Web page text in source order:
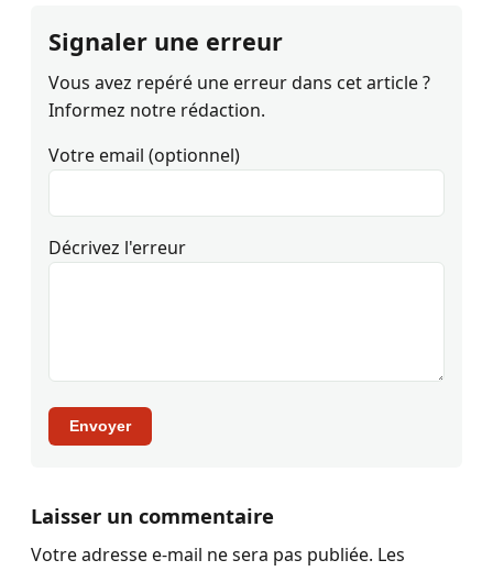
Signaler une erreur
Vous avez repéré une erreur dans cet article ?
Informez notre rédaction.
Votre email (optionnel)
Décrivez l'erreur
Envoyer
Laisser un commentaire
Votre adresse e-mail ne sera pas publiée. Les